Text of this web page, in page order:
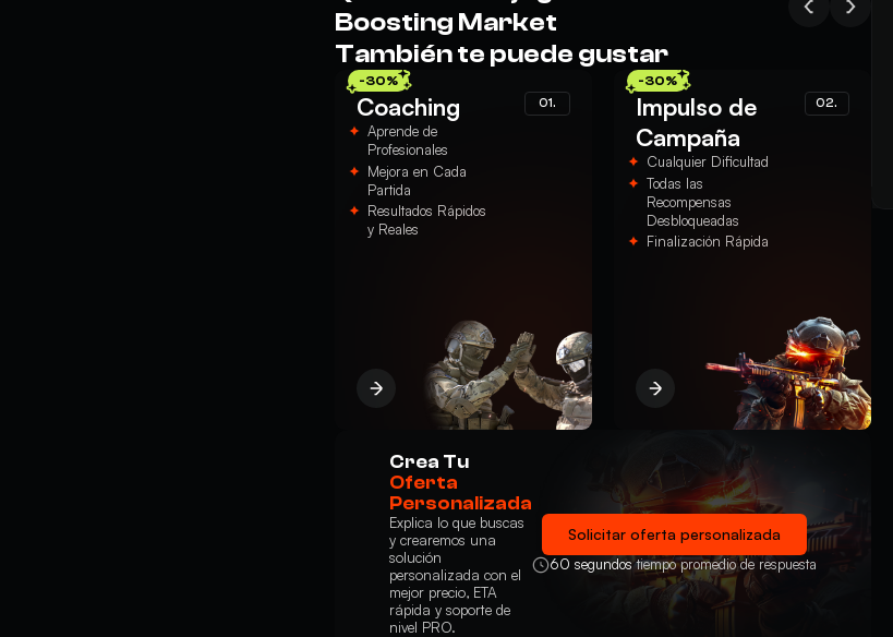
Boosting Market
También te puede gustar
-30%
Coaching 01.
Aprende de
Profesionales
Mejora en Cada
Partida
Resultados Rápidos
y Reales
-30%
Impulso de
Campaña
02.
Cualquier Dificultad
Todas las
Recompensas
Desbloqueadas
Finalización Rápida
Crea Tu
Oferta
Personalizada
Explica lo que buscas
y crearemos una
solución
personalizada con el
mejor precio, ETA
rápida y soporte de
nivel PRO.
Solicitar oferta personalizada
60 segundostiempo promedio de respuesta